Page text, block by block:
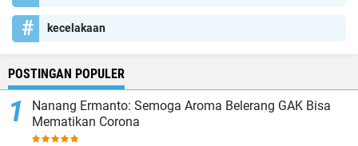
kecelakaan
POSTINGAN POPULER
Nanang Ermanto: Semoga Aroma Belerang GAK Bisa
Mematikan Corona